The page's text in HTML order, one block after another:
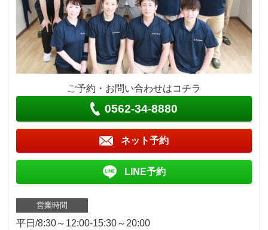
ご予約・お問い合わせはコチラ
0562-34-8880
ネット予約
LINE予約
営業時間
平日/8:30～12:00-15:30～20:00